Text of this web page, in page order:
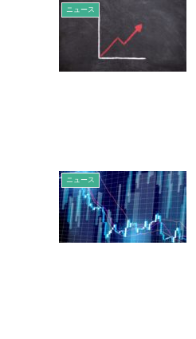
ニュース
ニュース